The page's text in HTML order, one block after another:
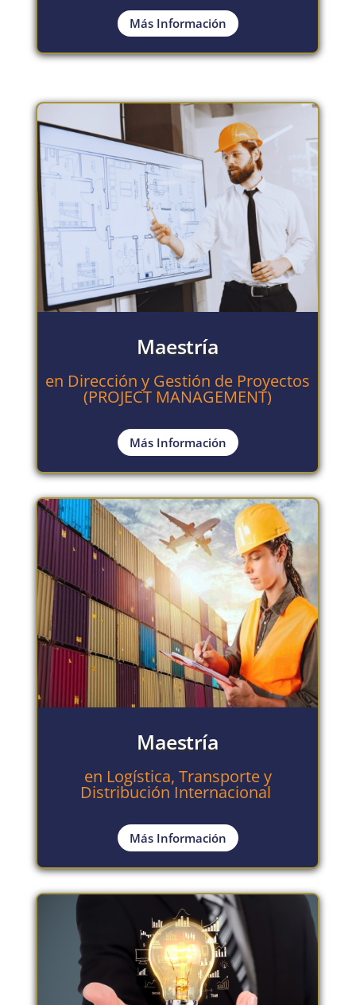
Más Información
Maestría
en Dirección y Gestión de Proyectos
(PROJECT MANAGEMENT)
Más Información
Maestría
en Logística, Transporte y
Distribución Internacional
Más Información